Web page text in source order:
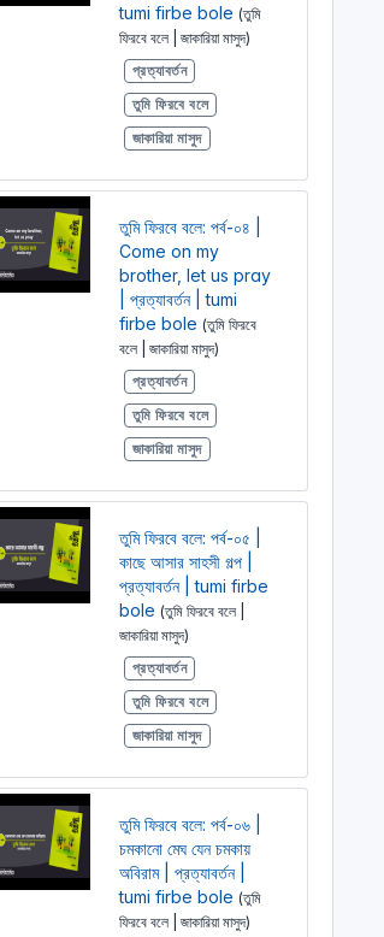
tumi firbe bole (তুমি
ফিরবে বলে | জাকারিয়া মাসুদ)
প্রত্যাবর্তন
তুমি ফিরবে বলে
জাকারিয়া মাসুদ
তুমি ফিরবে বলে: পর্ব-০৪ |
Come on my
brother, let us pray
| প্রত্যাবর্তন | tumi
firbe bole (তুমি ফিরবে
বলে | জাকারিয়া মাসুদ)
প্রত্যাবর্তন
তুমি ফিরবে বলে
জাকারিয়া মাসুদ
তুমি ফিরবে বলে: পর্ব-০৫ |
কাছে আসার সাহসী গল্প |
প্রত্যাবর্তন | tumi firbe
bole (তুমি ফিরবে বলে |
জাকারিয়া মাসুদ)
প্রত্যাবর্তন
তুমি ফিরবে বলে
জাকারিয়া মাসুদ
তুমি ফিরবে বলে: পর্ব-০৬ |
চমকানো মেঘ যেন চমকায়
অবিরাম | প্রত্যাবর্তন |
tumi firbe bole (তুমি
ফিরবে বলে | জাকারিয়া মাসুদ)